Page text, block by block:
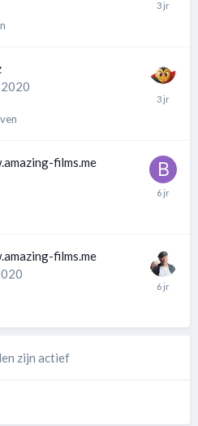
films.me
films.me
zijn actief